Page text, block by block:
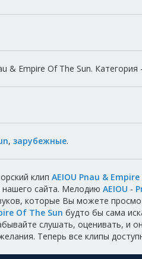
& Empire Of The Sun. Категория
, зарубежные.
клип AEIOU Pnau &
сайта. Мелодию AEIOU -
которые Вы можете
Of The Sun будто бы сама
слушать, оценивать, и
Теперь все клипы